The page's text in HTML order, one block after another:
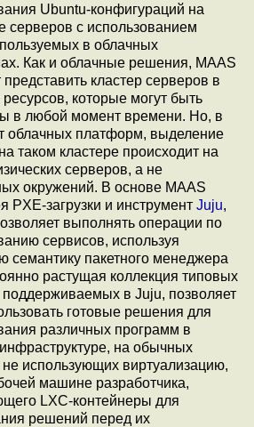
Ubuntu-конфигураций на
серверов с использованием
в облачных
Как и облачные решения, MAAS
представить кластер серверов в
которые могут быть
в любой момент времени. Но, в
облачных платформ, выделение
таком кластере происходит на
серверов, а не
окружений. В основе MAAS
PXE-загрузки и инструмент Juju,
выполнять операции по
сервисов, используя
семантику пакетного менеджера
растущая коллекция типовых
поддерживаемых в Juju, позволяет
готовые решения для
различных программ в
на обычных
не использующих виртуализацию,
машине разработчика,
LXC-контейнеры для
решений перед их